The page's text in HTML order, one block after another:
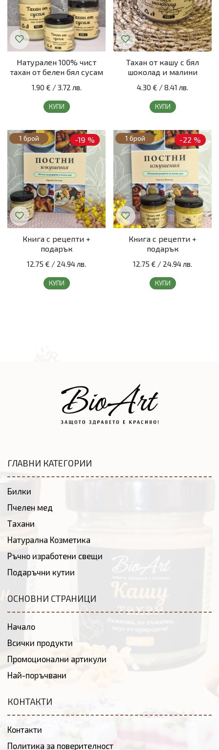
Натурален 100% чист
тахан от белен бял сусам
1.90 € /3.72 лв.
КУПИ
Тахан от кашу с бял
шоколад и малини
4.30 € /8.41 лв.
КУПИ
-19 %
1 брой
Книга с рецепти +
подарък
12.75 € / 24.94 лв.
КУПИ
-22 %
1 брой
Книга с рецепти +
подарък
12.75 € / 24.94 лв.
КУПИ
ГЛАВНИ КАТЕГОРИИ
Билки
Пчелен мед
Тахани
Натурална Козметика
Ръчно изработени свещи
Подаръчни кутии
ОСНОВНИ СТРАНИЦИ
Начало
Всички продукти
Промоционални артикули
Най-поръчвани
КОНТАКТИ
Контакти
Политика за поверителност